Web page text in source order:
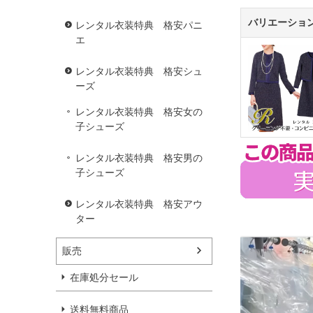
レンタル衣装特典 格安パニ
エ
レンタル衣装特典 格安シュ
ーズ
レンタル衣装特典 格安女の
子シューズ
レンタル衣装特典 格安男の
子シューズ
レンタル衣装特典 格安アウ
ター
販売
在庫処分セール
送料無料商品
バリエーショ